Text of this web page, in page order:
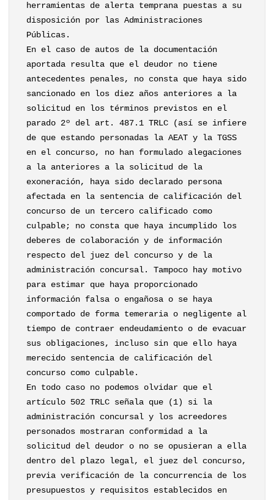
herramientas de alerta temprana puestas a su
disposición por las Administraciones
Públicas.
En el caso de autos de la documentación
aportada resulta que el deudor no tiene
antecedentes penales, no consta que haya sido
sancionado en los diez años anteriores a la
solicitud en los términos previstos en el
parado 2º del art. 487.1 TRLC (así se infiere
de que estando personadas la AEAT y la TGSS
en el concurso, no han formulado alegaciones
a la anteriores a la solicitud de la
exoneración, haya sido declarado persona
afectada en la sentencia de calificación del
concurso de un tercero calificado como
culpable; no consta que haya incumplido los
deberes de colaboración y de información
respecto del juez del concurso y de la
administración concursal. Tampoco hay motivo
para estimar que haya proporcionado
información falsa o engañosa o se haya
comportado de forma temeraria o negligente al
tiempo de contraer endeudamiento o de evacuar
sus obligaciones, incluso sin que ello haya
merecido sentencia de calificación del
concurso como culpable.
En todo caso no podemos olvidar que el
artículo 502 TRLC señala que (1) si la
administración concursal y los acreedores
personados mostraran conformidad a la
solicitud del deudor o no se opusieran a ella
dentro del plazo legal, el juez del concurso,
previa verificación de la concurrencia de los
presupuestos y requisitos establecidos en